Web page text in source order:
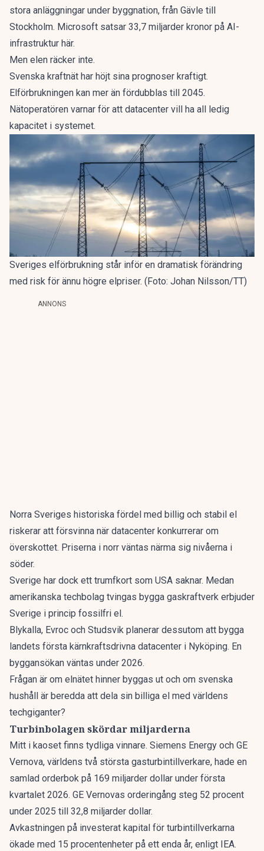
stora anläggningar under byggnation, från Gävle till
Stockholm. Microsoft satsar 33,7 miljarder kronor på AI-
infrastruktur här.
Men elen räcker inte.
Svenska kraftnät har höjt sina prognoser kraftigt.
Elförbrukningen kan mer än fördubblas till 2045.
Nätoperatören varnar för att datacenter vill ha all ledig
kapacitet i systemet.
Sveriges elförbrukning står inför en dramatisk förändring
med risk för ännu högre elpriser. (Foto: Johan Nilsson/TT)
ANNONS
Norra Sveriges historiska fördel med billig och stabil el
riskerar att försvinna när datacenter konkurrerar om
överskottet. Priserna i norr väntas närma sig nivåerna i
söder.
Sverige har dock ett trumfkort som USA saknar. Medan
amerikanska techbolag tvingas bygga gaskraftverk erbjuder
Sverige i princip fossilfri el.
Blykalla, Evroc och Studsvik planerar dessutom att bygga
landets första kärnkraftsdrivna datacenter i Nyköping. En
byggansökan väntas under 2026.
Frågan är om elnätet hinner byggas ut och om svenska
hushåll är beredda att dela sin billiga el med världens
techgiganter?
Turbinbolagen skördar miljarderna
Mitt i kaoset finns tydliga vinnare. Siemens Energy och GE
Vernova, världens två största gasturbintillverkare, hade en
samlad orderbok på 169 miljarder dollar under första
kvartalet 2026. GE Vernovas orderingång steg 52 procent
under 2025 till 32,8 miljarder dollar.
Avkastningen på investerat kapital för turbintillverkarna
ökade med 15 procentenheter på ett enda år, enligt IEA.